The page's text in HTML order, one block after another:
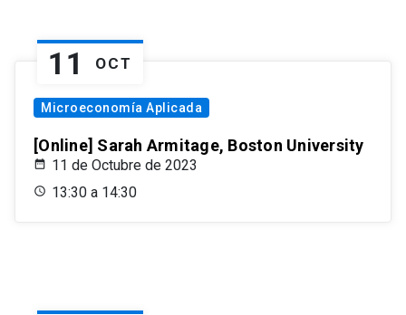
11 OCT
Microeconomía Aplicada
[Online] Sarah Armitage, Boston University
11 de Octubre de 2023
13:30 a 14:30